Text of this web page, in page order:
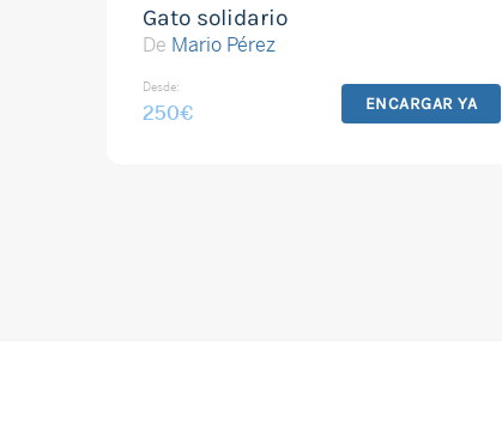
Gato solidario
De Mario Pérez
Desde:
250€ ENCARGAR YA